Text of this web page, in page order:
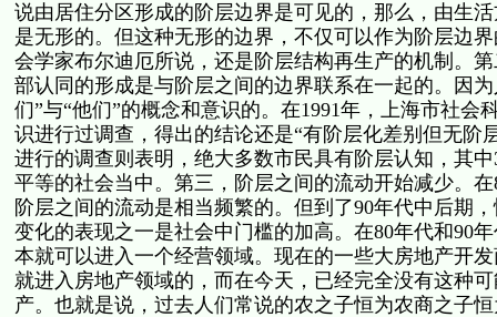
说由居住分区形成的阶层边界是可见的，那么，由生
是无形的。但这种无形的边界，不仅可以作为阶层边
会学家布尔迪厄所说，还是阶层结构再生产的机制。
部认同的形成是与阶层之间的边界联系在一起的。因
们”与“他们”的概念和意识的。在1991年，上海市社会
识进行过调查，得出的结论还是“有阶层化差别但无阶
进行的调查则表明，绝大多数市民具有阶层认知，其
平等的社会当中。第三，阶层之间的流动开始减少。
阶层之间的流动是相当频繁的。但到了90年代中后期
变化的表现之一是社会中门槛的加高。在80年代和90
本就可以进入一个经营领域。现在的一些大房地产开
就进入房地产领域的，而在今天，已经完全没有这种
产。也就是说，过去人们常说的农之子恒为农商之子